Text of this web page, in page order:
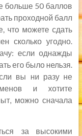
больше 50 баллов
проходной балл
что можете сдать
сколько угодно.
если однажды
его было нельзя.
вы ни разу не
и хотите
можно сначала
за высокими